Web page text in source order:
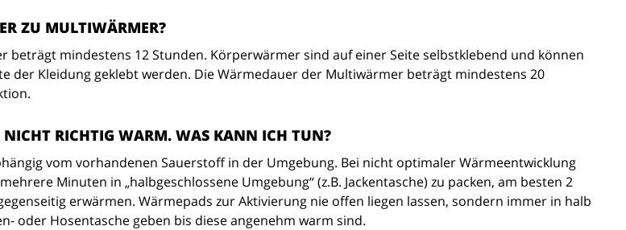
ZU MULTIWÄRMER?
beträgt mindestens 12 Stunden. Körperwärmer sind auf einer Seite selbstklebend und können
der Kleidung geklebt werden. Die Wärmedauer der Multiwärmer beträgt mindestens 20
NICHT RICHTIG WARM. WAS KANN ICH TUN?
vom vorhandenen Sauerstoff in der Umgebung. Bei nicht optimaler Wärmeentwicklung
Minuten in „halbgeschlossene Umgebung“ (z.B. Jackentasche) zu packen, am besten 2
erwärmen. Wärmepads zur Aktivierung nie offen liegen lassen, sondern immer in halb
oder Hosentasche geben bis diese angenehm warm sind.